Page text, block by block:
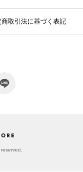
商取引法に基づく表記
reserved.